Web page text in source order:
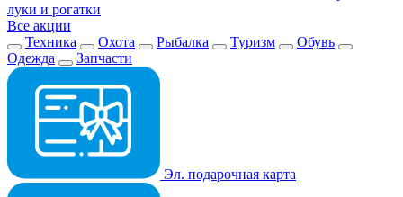
луки и рогатки
Все акции
Техника
Охота Рыбалка Туризм
Обувь
Одежда
Запчасти
Эл. подарочная карта